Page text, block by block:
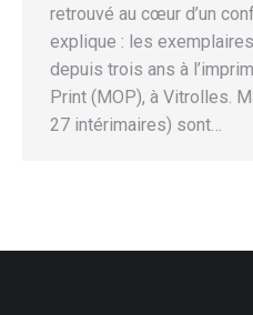
retrouvé au cœur d’un
explique : les
depuis trois ans à
Print (MOP), à Vitrolles.
27 intérimaires) sont…